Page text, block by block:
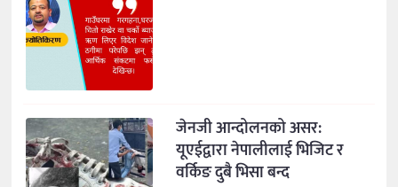
जेनजी आन्दोलनको असर:
यूएईद्वारा नेपालीलाई भिजिट र
वर्किङ दुबै भिसा बन्द